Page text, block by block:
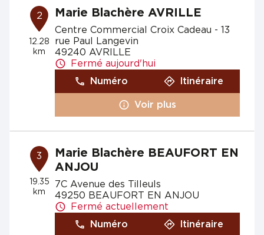
2
12.28
km
Marie Blachère AVRILLE
Centre Commercial Croix Cadeau - 13
rue Paul Langevin
49240 AVRILLE
Fermé aujourd'hui
Numéro
Itinéraire
Voir plus
3
19.35
km
Marie Blachère BEAUFORT EN
ANJOU
7C Avenue des Tilleuls
49250 BEAUFORT EN ANJOU
Fermé actuellement
Numéro
Itinéraire